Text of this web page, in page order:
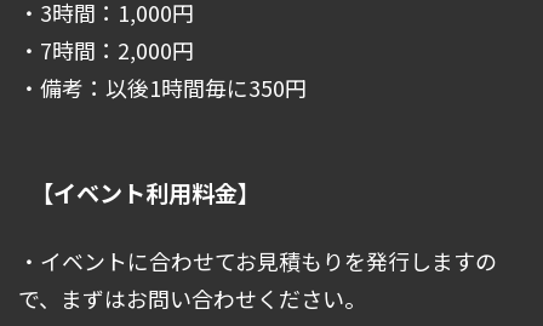
・3時間：1,000円
・7時間：2,000円
・備考：以後1時間毎に350円
【イベント利用料金】
・イベントに合わせてお見積もりを発行しますの
で、まずはお問い合わせください。